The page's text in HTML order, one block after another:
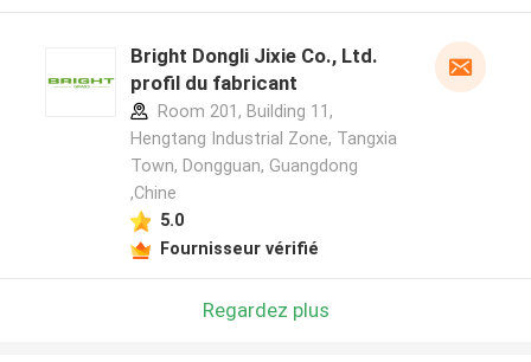
Bright Dongli Jixie Co., Ltd.
profil du fabricant
Room 201, Building 11,
Hengtang Industrial Zone, Tangxia
Town, Dongguan, Guangdong
,Chine
5.0
Fournisseur vérifié
Regardez plus